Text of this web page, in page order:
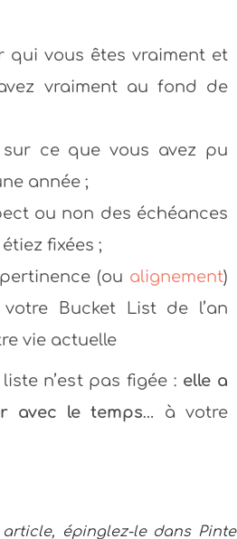
qui vous êtes vraiment et
vraiment au fond de
ce que vous avez pu
année ;
ou non des échéances
fixées ;
(ou alignement)
Bucket List de l’an
vie actuelle
n’est pas figée : elle a
avec le temps… à votre
épinglez-le dans